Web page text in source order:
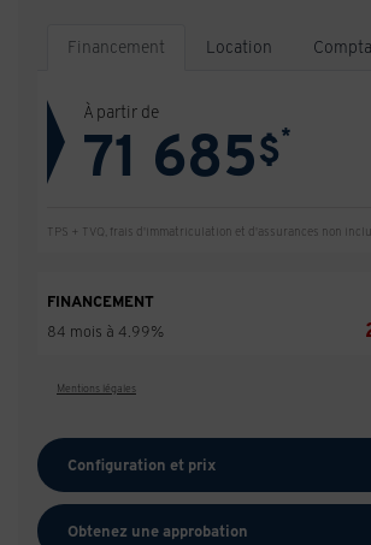
Financement Location
À partir de
71 685$*
TPS + TVQ, frais d'immatriculation et d'assurances non
FINANCEMENT
84 mois à 4.99%
Mentions légales
Configuration et prix
Obtenez une approbation